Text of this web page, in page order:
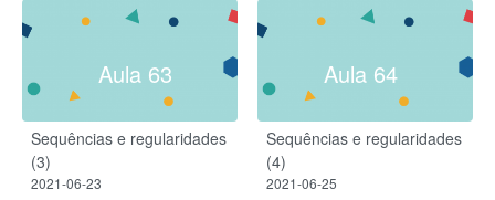
Aula 63
Sequências e regularidades
(3)
2021-06-23
Aula 64
Sequências e regularidades
(4)
2021-06-25